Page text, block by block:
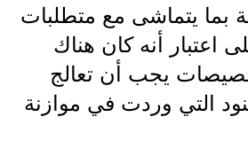
المرحلة المتوسطة
المرحلة الاعدادية
ملازم دراسية
بما يتماشى مع متطلبات
اعتبار أنه كان هناك
يجب أن تعالج
التي وردت في موازنة